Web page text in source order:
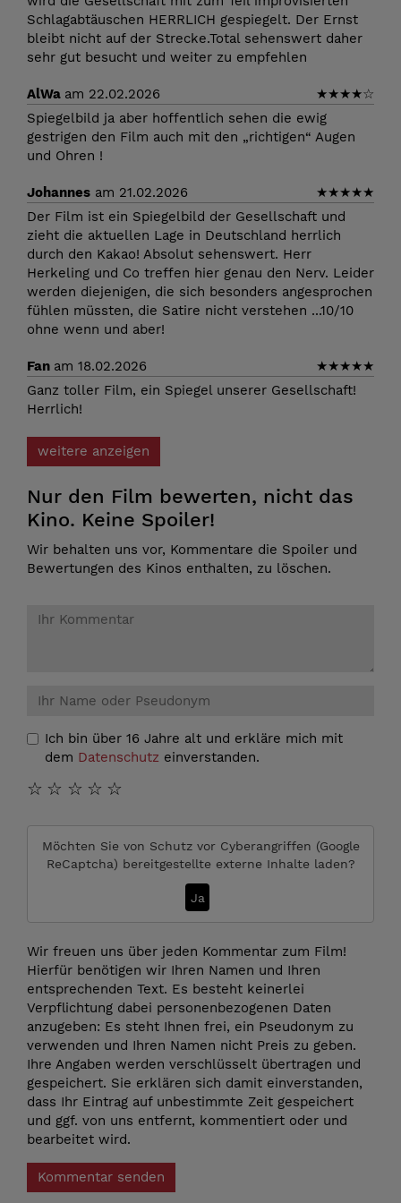
Schlagabtäuschen HERRLICH gespiegelt. Der Ernst
bleibt nicht auf der Strecke.Total sehenswert daher
sehr gut besucht und weiter zu empfehlen
AlWa am 22.02.2026 ★★★★☆
Spiegelbild ja aber hoffentlich sehen die ewig
gestrigen den Film auch mit den „richtigen“ Augen
und Ohren !
Johannes am 21.02.2026 ★★★★★
Der Film ist ein Spiegelbild der Gesellschaft und
zieht die aktuellen Lage in Deutschland herrlich
durch den Kakao! Absolut sehenswert. Herr
Herkeling und Co treffen hier genau den Nerv. Leider
werden diejenigen, die sich besonders angesprochen
fühlen müssten, die Satire nicht verstehen ...10/10
ohne wenn und aber!
Fan am 18.02.2026 ★★★★★
Ganz toller Film, ein Spiegel unserer Gesellschaft!
Herrlich!
weitere anzeigen
Nur den Film bewerten, nicht das
Kino. Keine Spoiler!
Wir behalten uns vor, Kommentare die Spoiler und
Bewertungen des Kinos enthalten, zu löschen.
Ich bin über 16 Jahre alt und erkläre mich mit
dem Datenschutz einverstanden.
☆
☆
☆
☆
☆
Möchten Sie von Schutz vor Cyberangriffen (Google
ReCaptcha) bereitgestellte externe Inhalte laden?
Ja
Wir freuen uns über jeden Kommentar zum Film!
Hierfür benötigen wir Ihren Namen und Ihren
entsprechenden Text. Es besteht keinerlei
Verpflichtung dabei personenbezogenen Daten
anzugeben: Es steht Ihnen frei, ein Pseudonym zu
verwenden und Ihren Namen nicht Preis zu geben.
Ihre Angaben werden verschlüsselt übertragen und
gespeichert. Sie erklären sich damit einverstanden,
dass Ihr Eintrag auf unbestimmte Zeit gespeichert
und ggf. von uns entfernt, kommentiert oder und
bearbeitet wird.
Kommentar senden